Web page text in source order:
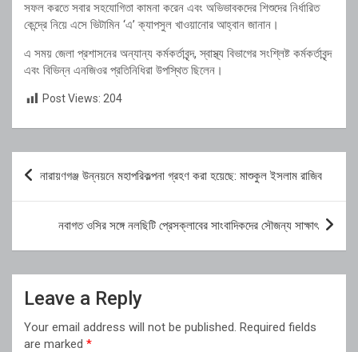
সফল করতে সবার সহযোগিতা কামনা করেন এবং অভিভাবকদের শিশুদের নির্ধারিত
কেন্দ্রে নিয়ে এসে ভিটামিন ‘এ’ ক্যাপসুল খাওয়ানোর আহ্বান জানান।
এ সময় জেলা প্রশাসনের অন্যান্য কর্মকর্তাবৃন্দ, স্বাস্থ্য বিভাগের সংশ্লিষ্ট কর্মকর্তাবৃন্দ
এবং বিভিন্ন এনজিওর প্রতিনিধিরা উপস্থিত ছিলেন।
Post Views: 204
Post
navigation
নারায়ণগঞ্জ উন্নয়নে মহাপরিকল্পনা গ্রহণ করা হয়েছে: মাশুকুল ইসলাম রাজিব
নবাগত ওসির সঙ্গে নলছিটি প্রেসক্লাবের সাংবাদিকদের সৌজন্য সাক্ষাৎ
Leave a Reply
Your email address will not be published. Required fields
are marked *